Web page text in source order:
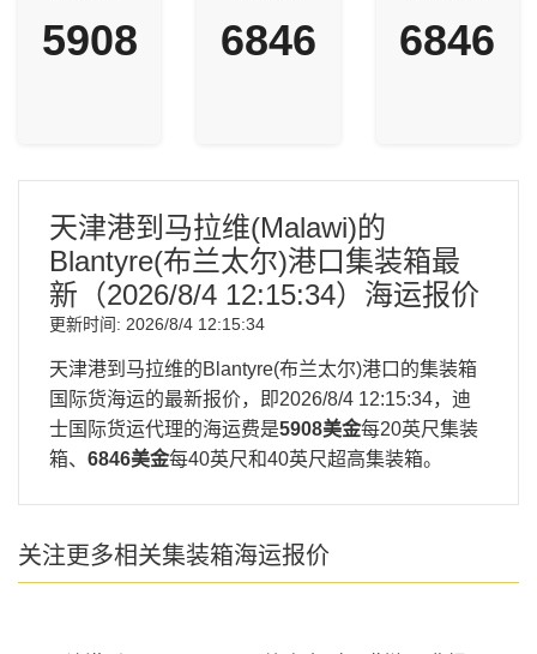
5908 6846 6846
天津港到马拉维(Malawi)的
Blantyre(布兰太尔)港口集装箱最
新（2026/8/4 12:15:34）海运报价
更新时间: 2026/8/4 12:15:34
天津港到马拉维的Blantyre(布兰太尔)港口的集装箱
国际货海运的最新报价，即2026/8/4 12:15:34，迪
士国际货运代理的海运费是5908美金每20英尺集装
箱、 6846美金每40英尺和40英尺超高集装箱。
关注更多相关集装箱海运报价